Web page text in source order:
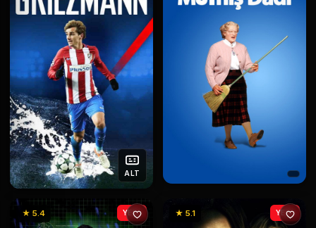
ALT
★ 5.4 YENİ ★ 5.1 YENİ